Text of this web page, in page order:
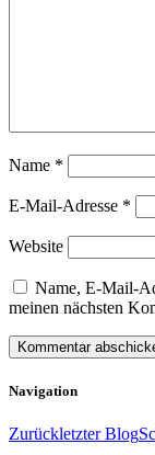
Name *
E-Mail-Adresse *
Website
Name, E-Mail-
meinen nächsten
Navigation
Zurückletzter Blog